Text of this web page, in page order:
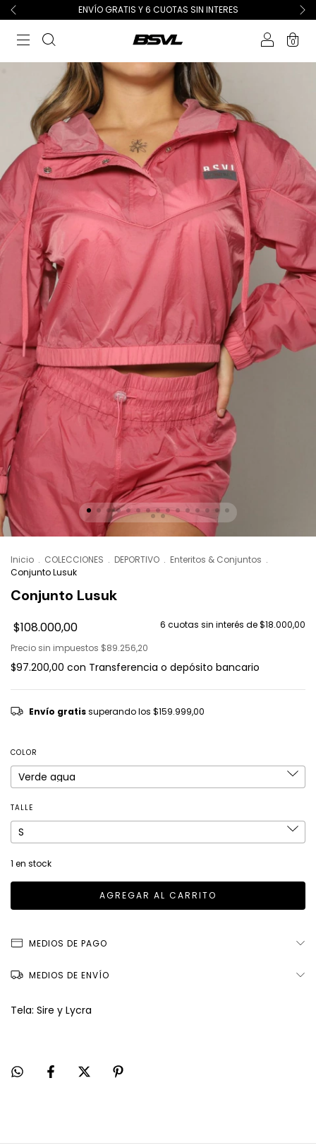
ENVÍO GRATIS Y 6 CUOTAS SIN INTERES
0
Inicio . COLECCIONES . DEPORTIVO . Enteritos & Conjuntos .
Conjunto Lusuk
Conjunto Lusuk
$108.000,00 6 cuotas sin interés de$18.000,00
Precio sin impuestos $89.256,20
$97.200,00 con Transferencia o depósito bancario
Envío gratis superando los $159.999,00
COLOR
TALLE
1 en stock
MEDIOS DE PAGO
MEDIOS DE ENVÍO
Tela: Sire y Lycra